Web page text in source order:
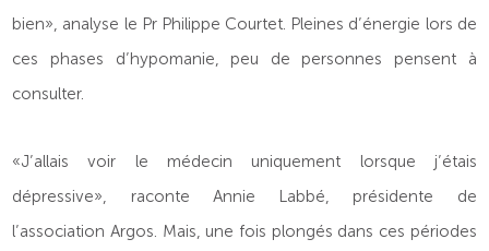
bien», analyse le Pr Philippe Courtet. Pleines d’énergie lors de
ces phases d’hypomanie, peu de personnes pensent à
consulter.
«J’allais voir le médecin uniquement lorsque j’étais
dépressive», raconte Annie Labbé, présidente de
l’association Argos. Mais, une fois plongés dans ces périodes